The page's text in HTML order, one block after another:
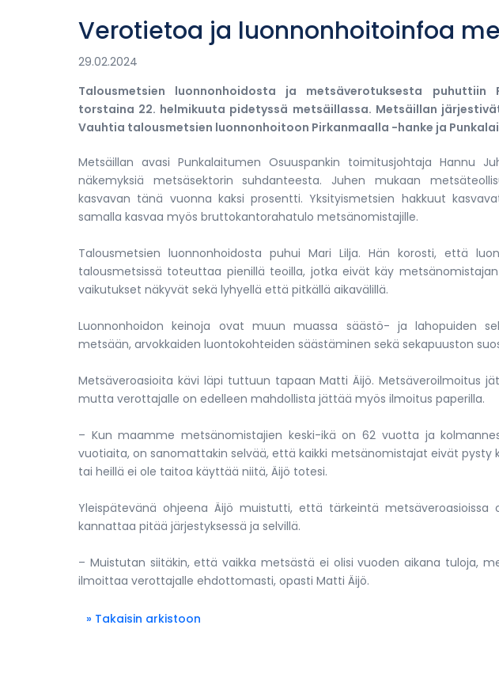
Verotietoa ja luonnonhoitoinfoa
29.02.2024
Talousmetsien luonnonhoidosta ja metsäverotuksesta puhuttiin
torstaina 22. helmikuuta pidetyssä metsäillassa. Metsäillan
Vauhtia talousmetsien luonnonhoitoon Pirkanmaalla -hanke ja
Metsäillan avasi Punkalaitumen Osuuspankin toimitusjohtaja Hannu
näkemyksiä metsäsektorin suhdanteesta. Juhen mukaan
kasvavan tänä vuonna kaksi prosentti. Yksityismetsien hakkuut
samalla kasvaa myös bruttokantorahatulo metsänomistajille.
Talousmetsien luonnonhoidosta puhui Mari Lilja. Hän korosti, että
talousmetsissä toteuttaa pienillä teoilla, jotka eivät käy
vaikutukset näkyvät sekä lyhyellä että pitkällä aikavälillä.
Luonnonhoidon keinoja ovat muun muassa säästö- ja lahopuiden
metsään, arvokkaiden luontokohteiden säästäminen sekä sekapuuston
Metsäveroasioita kävi läpi tuttuun tapaan Matti Äijö. Metsäveroilmoitus
mutta verottajalle on edelleen mahdollista jättää myös ilmoitus paperilla.
– Kun maamme metsänomistajien keski-ikä on 62 vuotta ja
vuotiaita, on sanomattakin selvää, että kaikki metsänomistajat eivät pysty
tai heillä ei ole taitoa käyttää niitä, Äijö totesi.
Yleispätevänä ohjeena Äijö muistutti, että tärkeintä metsäveroasioissa
kannattaa pitää järjestyksessä ja selvillä.
– Muistutan siitäkin, että vaikka metsästä ei olisi vuoden aikana tuloja,
ilmoittaa verottajalle ehdottomasti, opasti Matti Äijö.
» Takaisin arkistoon